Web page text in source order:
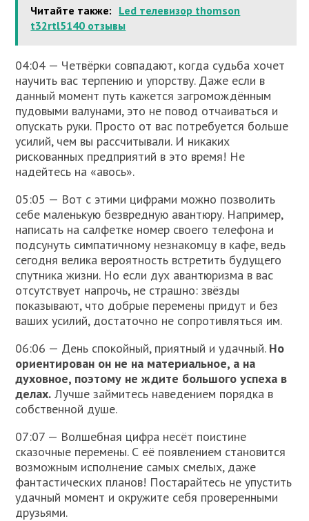
Читайте также: Led телевизор thomson
t32rtl5140 отзывы
04:04 — Четвёрки совпадают, когда судьба хочет
научить вас терпению и упорству. Даже если в
данный момент путь кажется загромождённым
пудовыми валунами, это не повод отчаиваться и
опускать руки. Просто от вас потребуется больше
усилий, чем вы рассчитывали. И никаких
рискованных предприятий в это время! Не
надейтесь на «авось».
05:05 — Вот с этими цифрами можно позволить
себе маленькую безвредную авантюру. Например,
написать на салфетке номер своего телефона и
подсунуть симпатичному незнакомцу в кафе, ведь
сегодня велика вероятность встретить будущего
спутника жизни. Но если дух авантюризма в вас
отсутствует напрочь, не страшно: звёзды
показывают, что добрые перемены придут и без
ваших усилий, достаточно не сопротивляться им.
06:06 — День спокойный, приятный и удачный. Но
ориентирован он не на материальное, а на
духовное, поэтому не ждите большого успеха в
делах. Лучше займитесь наведением порядка в
собственной душе.
07:07 — Волшебная цифра несёт поистине
сказочные перемены. С её появлением становится
возможным исполнение самых смелых, даже
фантастических планов! Постарайтесь не упустить
удачный момент и окружите себя проверенными
друзьями.